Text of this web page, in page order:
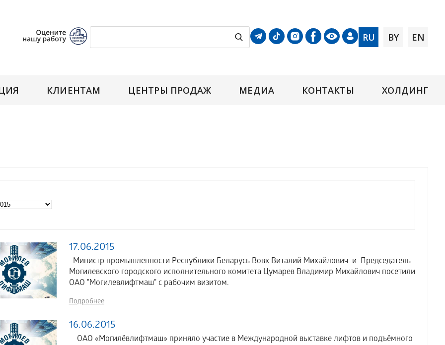
RU BY EN
КЛИЕНТАМ ЦЕНТРЫ ПРОДАЖ МЕДИА КОНТАКТЫ ХОЛДИНГ
17.06.2015
Министр промышленности Республики Беларусь Вовк Виталий Михайлович и Председатель
Могилевского городского исполнительного комитета Цумарев Владимир Михайлович посетили
ОАО "Могилевлифтмаш" с рабочим визитом.
Подробнее
16.06.2015
ОАО «Могилёвлифтмаш» приняло участие в Международной выставке лифтов и подъёмного